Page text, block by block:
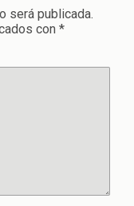
será publicada.
con *